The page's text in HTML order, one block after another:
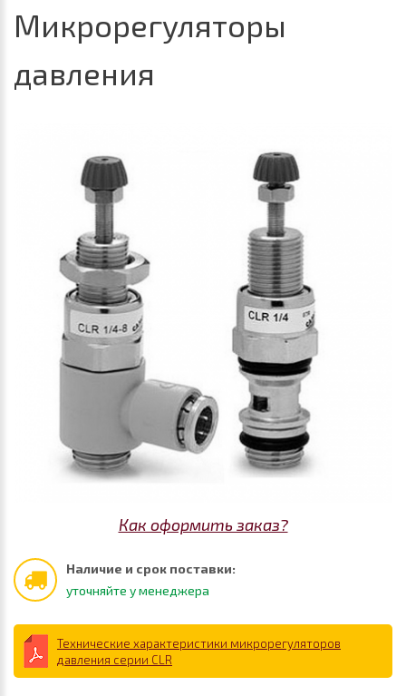
Микрорегуляторы
давления
Как оформить заказ?
Наличие и срок поставки:
уточняйте у менеджера
Технические характеристики микрорегуляторов
давления серии CLR